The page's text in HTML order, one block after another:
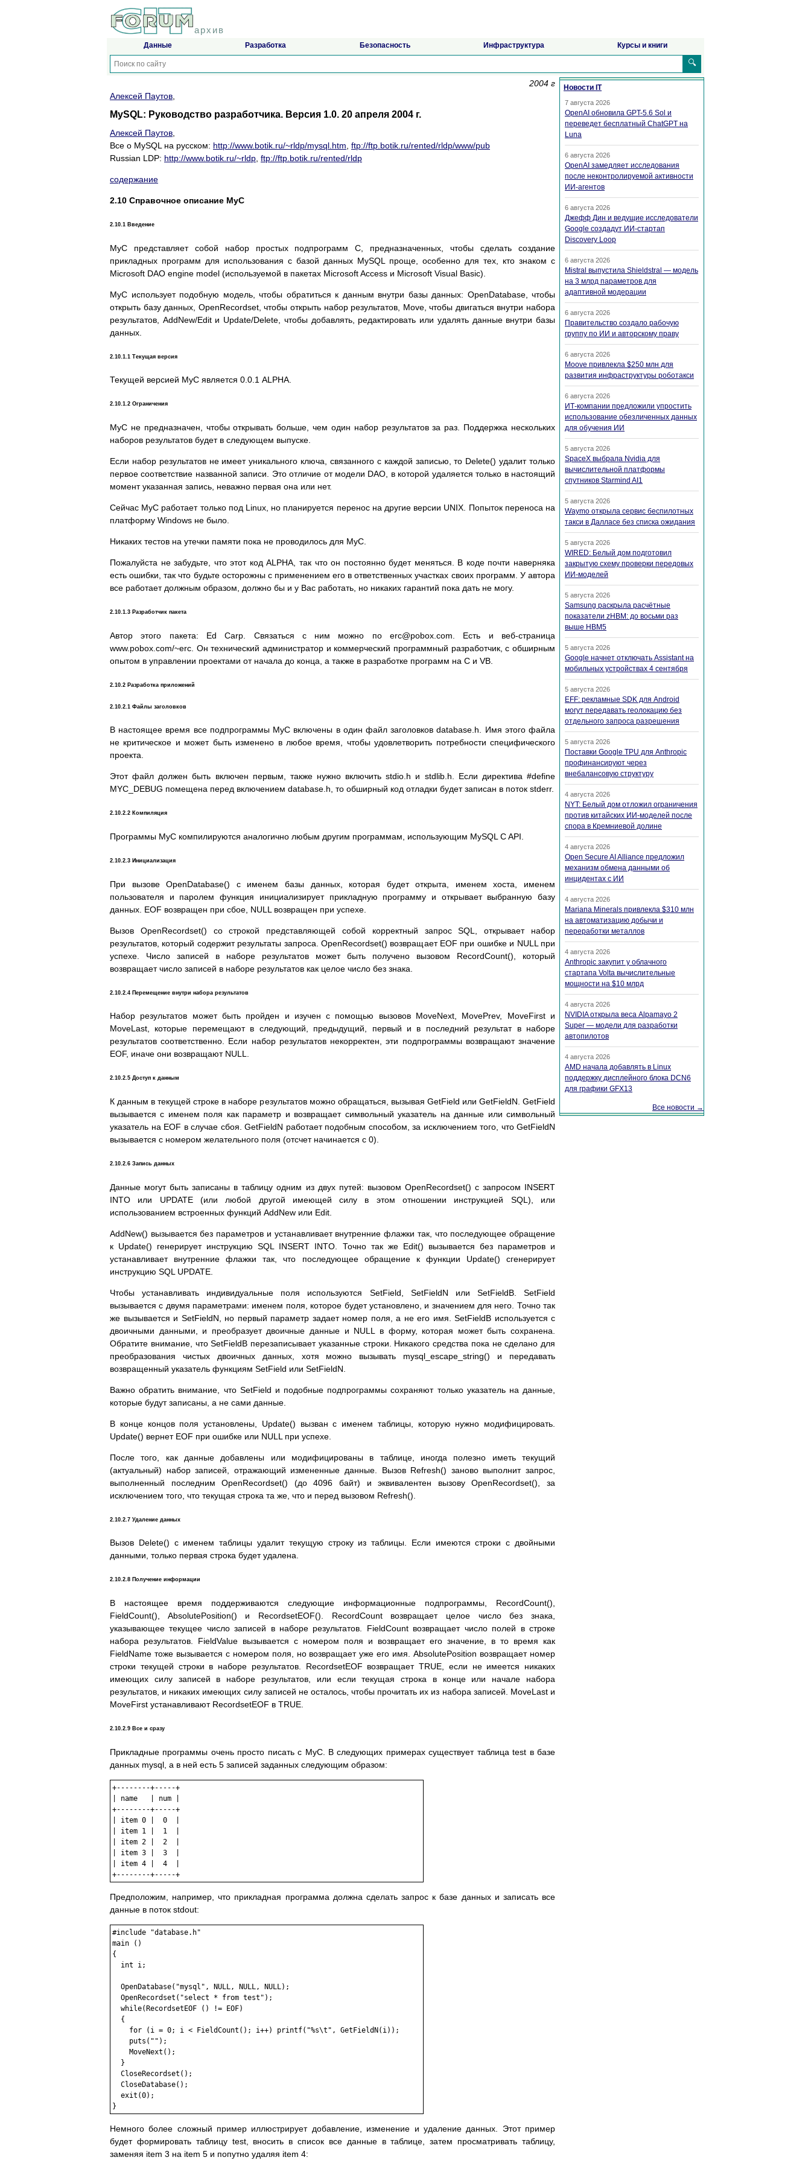
архив
Данные Разработка Безопасность Инфраструктура Курсы и книги
🔍
2004 г
Алексей Паутов
MySQL: Руководство разработчика. Версия 1.0. 20 апреля 2004 г.
Алексей Паутов
Все о MySQL на русском: http://www.botik.ru/~rldp/mysql.htm ftp://ftp.botik.ru/rented/rldp/www/pub
Russian LDP: http://www.botik.ru/~rldp ftp://ftp.botik.ru/rented/rldp
содержание
2.10 Справочное описание MyC
2.10.1 Введение
MyC представляет собой набор простых подпрограмм C, предназначенных, чтобы сделать создание
прикладных программ для использования с базой данных MySQL проще, особенно для тех, кто знаком с
Microsoft DAO engine model (используемой в пакетах Microsoft Access и Microsoft Visual Basic).
MyC использует подобную модель, чтобы обратиться к данным внутри базы данных: OpenDatabase, чтобы
открыть базу данных, OpenRecordset, чтобы открыть набор результатов, Move, чтобы двигаться внутри набора
результатов, AddNew/Edit и Update/Delete, чтобы добавлять, редактировать или удалять данные внутри базы
данных.
2.10.1.1 Текущая версия
Текущей версией MyC является 0.0.1 ALPHA.
2.10.1.2 Ограничения
MyC не предназначен, чтобы открывать больше, чем один набор результатов за раз. Поддержка нескольких
наборов результатов будет в следующем выпуске.
Если набор результатов не имеет уникального ключа, связанного с каждой записью, то Delete() удалит только
первое соответствие названной записи. Это отличие от модели DAO, в которой удаляется только в настоящий
момент указанная запись, неважно первая она или нет.
Сейчас MyC работает только под Linux, но планируется перенос на другие версии UNIX. Попыток переноса на
платформу Windows не было.
Никаких тестов на утечки памяти пока не проводилось для MyC.
Пожалуйста не забудьте, что этот код ALPHA, так что он постоянно будет меняться. В коде почти наверняка
есть ошибки, так что будьте осторожны с применением его в ответственных участках своих программ. У автора
все работает должным образом, должно бы и у Вас работать, но никаких гарантий пока дать не могу.
2.10.1.3 Разработчик пакета
Автор этого пакета: Ed Carp. Связаться с ним можно по erc@pobox.com. Есть и веб-страница
www.pobox.com/~erc. Он технический администратор и коммерческий программный разработчик, с обширным
опытом в управлении проектами от начала до конца, а также в разработке программ на C и VB.
2.10.2 Разработка приложений
2.10.2.1 Файлы заголовков
В настоящее время все подпрограммы MyC включены в один файл заголовков database.h. Имя этого файла
не критическое и может быть изменено в любое время, чтобы удовлетворить потребности специфического
проекта.
Этот файл должен быть включен первым, также нужно включить stdio.h и stdlib.h. Если директива #define
MYC_DEBUG помещена перед включением database.h, то обширный код отладки будет записан в поток stderr.
2.10.2.2 Компиляция
Программы MyC компилируются аналогично любым другим программам, использующим MySQL C API.
2.10.2.3 Инициализация
При вызове OpenDatabase() с именем базы данных, которая будет открыта, именем хоста, именем
пользователя и паролем функция инициализирует прикладную программу и открывает выбранную базу
данных. EOF возвращен при сбое, NULL возвращен при успехе.
Вызов OpenRecordset() со строкой представляющей собой корректный запрос SQL, открывает набор
результатов, который содержит результаты запроса. OpenRecordset() возвращает EOF при ошибке и NULL при
успехе. Число записей в наборе результатов может быть получено вызовом RecordCount(), который
возвращает число записей в наборе результатов как целое число без знака.
2.10.2.4 Перемещение внутри набора результатов
Набор результатов может быть пройден и изучен с помощью вызовов MoveNext, MovePrev, MoveFirst и
MoveLast, которые перемещают в следующий, предыдущий, первый и в последний результат в наборе
результатов соответственно. Если набор результатов некорректен, эти подпрограммы возвращают значение
EOF, иначе они возвращают NULL.
2.10.2.5 Доступ к данным
К данным в текущей строке в наборе результатов можно обращаться, вызывая GetField или GetFieldN. GetField
вызывается с именем поля как параметр и возвращает символьный указатель на данные или символьный
указатель на EOF в случае сбоя. GetFieldN работает подобным способом, за исключением того, что GetFieldN
вызывается с номером желательного поля (отсчет начинается с 0).
2.10.2.6 Запись данных
Данные могут быть записаны в таблицу одним из двух путей: вызовом OpenRecordset() с запросом INSERT
INTO или UPDATE (или любой другой имеющей силу в этом отношении инструкцией SQL), или
использованием встроенных функций AddNew или Edit.
AddNew() вызывается без параметров и устанавливает внутренние флажки так, что последующее обращение
к Update() генерирует инструкцию SQL INSERT INTO. Точно так же Edit() вызывается без параметров и
устанавливает внутренние флажки так, что последующее обращение к функции Update() сгенерирует
инструкцию SQL UPDATE.
Чтобы устанавливать индивидуальные поля используются SetField, SetFieldN или SetFieldB. SetField
вызывается с двумя параметрами: именем поля, которое будет установлено, и значением для него. Точно так
же вызывается и SetFieldN, но первый параметр задает номер поля, а не его имя. SetFieldB используется с
двоичными данными, и преобразует двоичные данные и NULL в форму, которая может быть сохранена.
Обратите внимание, что SetFieldB перезаписывает указанные строки. Никакого средства пока не сделано для
преобразования чистых двоичных данных, хотя можно вызывать mysql_escape_string() и передавать
возвращенный указатель функциям SetField или SetFieldN.
Важно обратить внимание, что SetField и подобные подпрограммы сохраняют только указатель на данные,
которые будут записаны, а не сами данные.
В конце концов поля установлены, Update() вызван с именем таблицы, которую нужно модифицировать.
Update() вернет EOF при ошибке или NULL при успехе.
После того, как данные добавлены или модифицированы в таблице, иногда полезно иметь текущий
(актуальный) набор записей, отражающий измененные данные. Вызов Refresh() заново выполнит запрос,
выполненный последним OpenRecordset() (до 4096 байт) и эквивалентен вызову OpenRecordset(), за
исключением того, что текущая строка та же, что и перед вызовом Refresh().
2.10.2.7 Удаление данных
Вызов Delete() с именем таблицы удалит текущую строку из таблицы. Если имеются строки с двойными
данными, только первая строка будет удалена.
2.10.2.8 Получение информации
В настоящее время поддерживаются следующие информационные подпрограммы, RecordCount(),
FieldCount(), AbsolutePosition() и RecordsetEOF(). RecordCount возвращает целое число без знака,
указывающее текущее число записей в наборе результатов. FieldCount возвращает число полей в строке
набора результатов. FieldValue вызывается с номером поля и возвращает его значение, в то время как
FieldName тоже вызывается с номером поля, но возвращает уже его имя. AbsolutePosition возвращает номер
строки текущей строки в наборе результатов. RecordsetEOF возвращает TRUE, если не имеется никаких
имеющих силу записей в наборе результатов, или если текущая строка в конце или начале набора
результатов, и никаких имеющих силу записей не осталось, чтобы прочитать их из набора записей. MoveLast и
MoveFirst устанавливают RecordsetEOF в TRUE.
2.10.2.9 Все и сразу
Прикладные программы очень просто писать с MyC. В следующих примерах существует таблица test в базе
данных mysql, а в ней есть 5 записей заданных следующим образом:
+--------+-----+
| name   | num |
+--------+-----+
| item 0 |  0  |
| item 1 |  1  |
| item 2 |  2  |
| item 3 |  3  |
| item 4 |  4  |
Предположим, например, что прикладная программа должна сделать запрос к базе данных и записать все
данные в поток stdout:
#include "database.h"
main ()
{
  int i;
  OpenDatabase("mysql", NULL, NULL, NULL);
  OpenRecordset("select * from test");
  while(RecordsetEOF () != EOF)
  {
    for (i = 0; i < FieldCount(); i++) printf("%s\t", GetFieldN(i));
    puts("");
    MoveNext();
  }
  CloseRecordset();
  CloseDatabase();
  exit(0);
Немного более сложный пример иллюстрирует добавление, изменение и удаление данных. Этот пример
будет формировать таблицу test, вносить в список все данные в таблице, затем просматривать таблицу,
заменяя item 3 на item 5 и попутно удаляя item 4:
Новости IT
7 августа 2026
OpenAI обновила GPT-5.6 Sol и
переведет бесплатный ChatGPT на
Luna
6 августа 2026
OpenAI замедляет исследования
после неконтролируемой активности
ИИ-агентов
6 августа 2026
Джефф Дин и ведущие исследователи
Google создадут ИИ-стартап
Discovery Loop
6 августа 2026
Mistral выпустила Shieldstral — модель
на 3 млрд параметров для
адаптивной модерации
6 августа 2026
Правительство создало рабочую
группу по ИИ и авторскому праву
6 августа 2026
Moove привлекла $250 млн для
развития инфраструктуры роботакси
6 августа 2026
ИТ-компании предложили упростить
использование обезличенных данных
для обучения ИИ
5 августа 2026
SpaceX выбрала Nvidia для
вычислительной платформы
спутников Starmind AI1
5 августа 2026
Waymo открыла сервис беспилотных
такси в Далласе без списка ожидания
5 августа 2026
WIRED: Белый дом подготовил
закрытую схему проверки передовых
ИИ-моделей
5 августа 2026
Samsung раскрыла расчётные
показатели zHBM: до восьми раз
выше HBM5
5 августа 2026
Google начнет отключать Assistant на
мобильных устройствах 4 сентября
5 августа 2026
EFF: рекламные SDK для Android
могут передавать геолокацию без
отдельного запроса разрешения
5 августа 2026
Поставки Google TPU для Anthropic
профинансируют через
внебалансовую структуру
4 августа 2026
NYT: Белый дом отложил ограничения
против китайских ИИ-моделей после
спора в Кремниевой долине
4 августа 2026
Open Secure AI Alliance предложил
механизм обмена данными об
инцидентах с ИИ
4 августа 2026
Mariana Minerals привлекла $310 млн
на автоматизацию добычи и
переработки металлов
4 августа 2026
Anthropic закупит у облачного
стартапа Volta вычислительные
мощности на $10 млрд
4 августа 2026
NVIDIA открыла веса Alpamayo 2
Super — модели для разработки
автопилотов
4 августа 2026
AMD начала добавлять в Linux
поддержку дисплейного блока DCN6
для графики GFX13
Все новости →